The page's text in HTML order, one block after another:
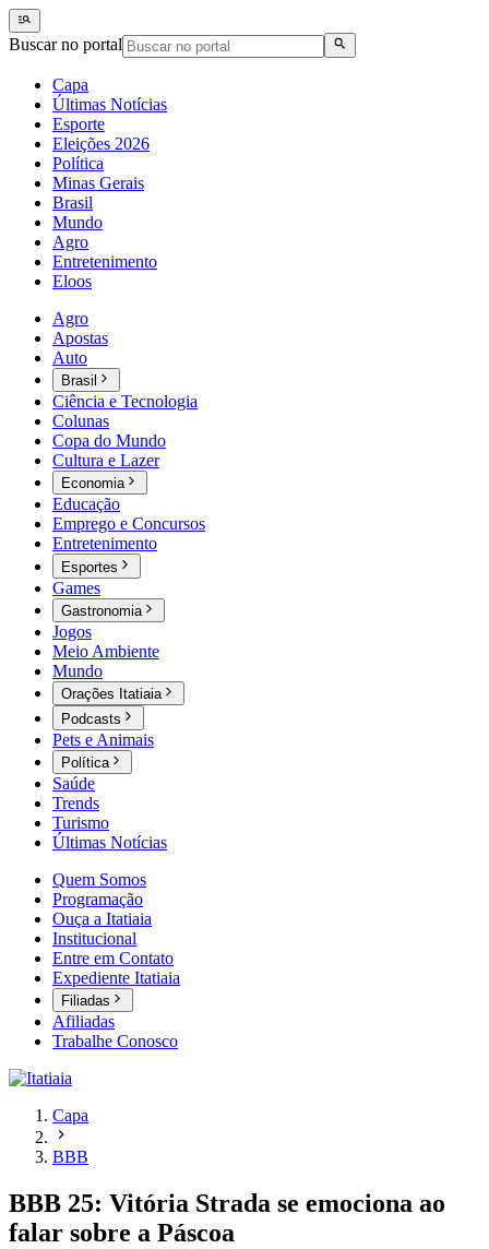
Buscar no portal
Capa
Últimas Notícias
Esporte
Eleições 2026
Política
Minas Gerais
Brasil
Mundo
Agro
Entretenimento
Eloos
Agro
Apostas
Auto
Brasil
Ciência e Tecnologia
Colunas
Copa do Mundo
Cultura e Lazer
Economia
Educação
Emprego e Concursos
Entretenimento
Esportes
Games
Gastronomia
Jogos
Meio Ambiente
Mundo
Orações Itatiaia
Podcasts
Pets e Animais
Política
Saúde
Trends
Turismo
Últimas Notícias
Quem Somos
Programação
Ouça a Itatiaia
Institucional
Entre em Contato
Expediente Itatiaia
Filiadas
Afiliadas
Trabalhe Conosco
Capa
BBB
BBB 25: Vitória Strada se emociona ao
falar sobre a Páscoa